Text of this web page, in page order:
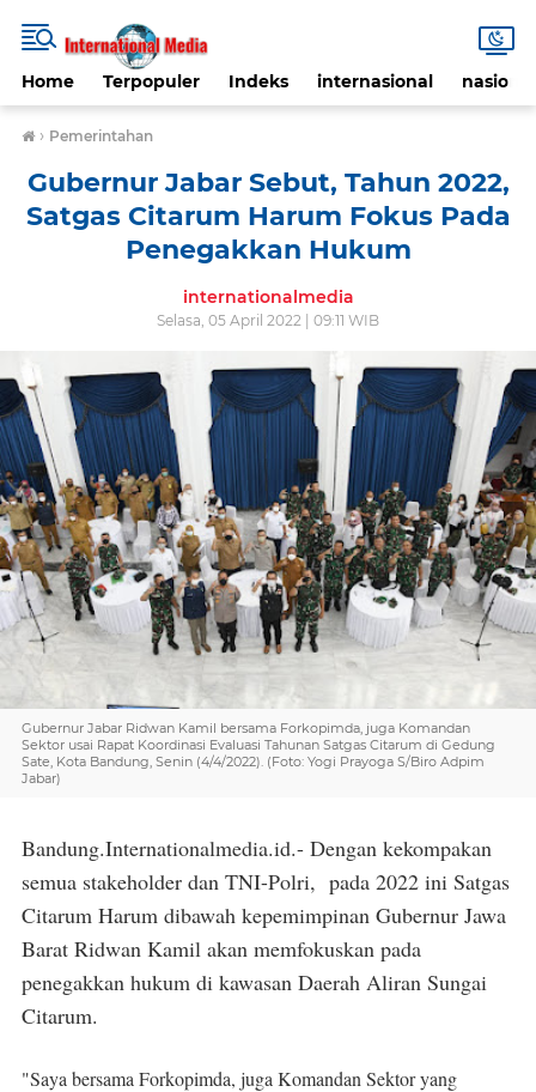
Home Terpopuler Indeks internasional nasional
› Pemerintahan
Gubernur Jabar Sebut, Tahun 2022,
Satgas Citarum Harum Fokus Pada
Penegakkan Hukum
internationalmedia
Selasa, 05 April 2022 | 09:11 WIB
Gubernur Jabar Ridwan Kamil bersama Forkopimda, juga Komandan
Sektor usai Rapat Koordinasi Evaluasi Tahunan Satgas Citarum di Gedung
Sate, Kota Bandung, Senin (4/4/2022). (Foto: Yogi Prayoga S/Biro Adpim
Jabar)
Bandung.Internationalmedia.id.- Dengan kekompakan
semua stakeholder dan TNI-Polri, pada 2022 ini Satgas
Citarum Harum dibawah kepemimpinan Gubernur Jawa
Barat Ridwan Kamil akan memfokuskan pada
penegakkan hukum di kawasan Daerah Aliran Sungai
Citarum.
"Saya bersama Forkopimda, juga Komandan Sektor yang